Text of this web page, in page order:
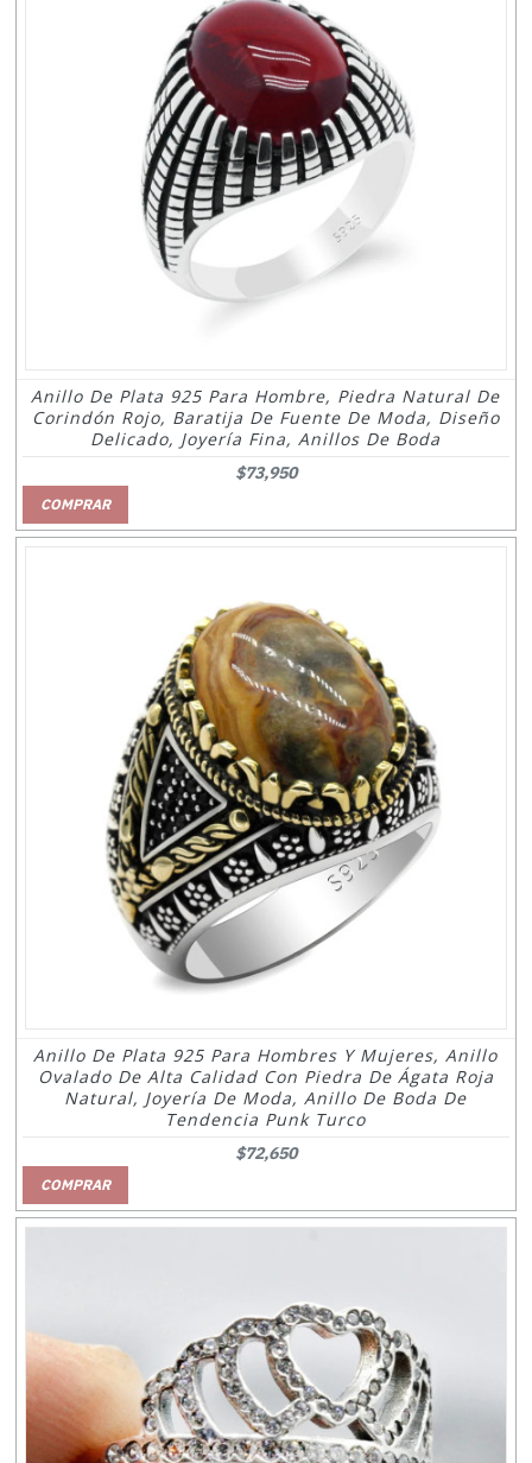
Anillo De Plata 925 Para Hombre, Piedra Natural De
Corindón Rojo, Baratija De Fuente De Moda, Diseño
Delicado, Joyería Fina, Anillos De Boda
$73,950
COMPRAR
Anillo De Plata 925 Para Hombres Y Mujeres, Anillo
Ovalado De Alta Calidad Con Piedra De Ágata Roja
Natural, Joyería De Moda, Anillo De Boda De
Tendencia Punk Turco
$72,650
COMPRAR